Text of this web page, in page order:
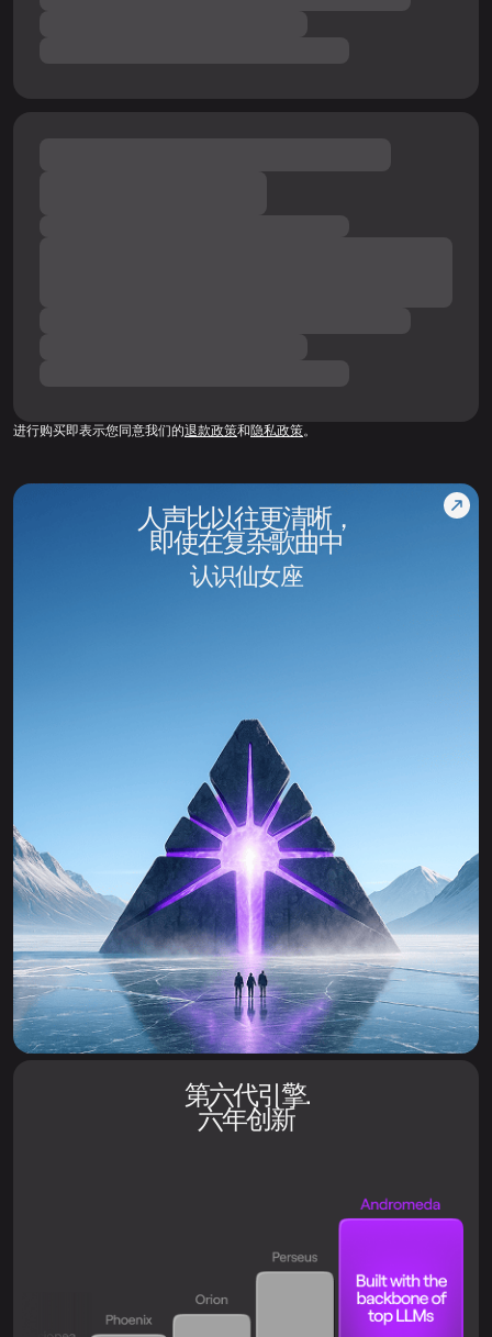
进行购买即表示您同意我们的退款政策和隐私政策。
人声比以往更清晰，
即使在复杂歌曲中
认识仙女座
第六代引擎.
六年创新